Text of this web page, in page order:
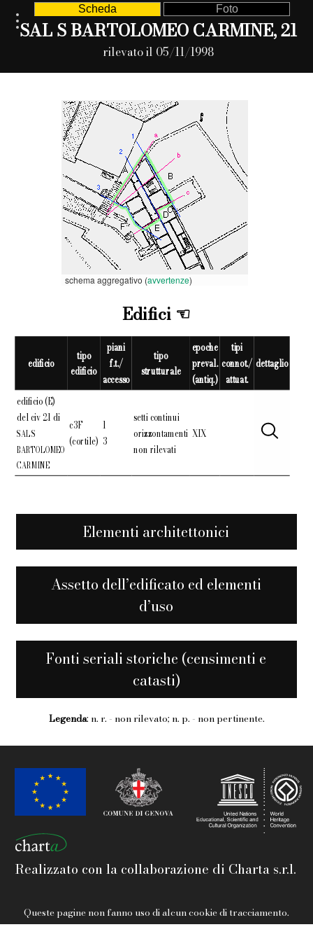
Scheda Foto
SAL S BARTOLOMEO CARMINE, 21
rilevato il 05/11/1998
schema aggregativo (avvertenze)
Edifici
edificio
tipo
edificio
piani
f.t./
accesso
tipo
strutturale
epoche
preval.
(antiq.)
tipi
connot./
attuat.
dettaglio
edificio (E)
del civ 21 di
SAL S
BARTOLOMEO
CARMINE
c3F
(cortile)
1
3
setti continui
orizzontamenti
non rilevati
XIX
Elementi architettonici
Assetto dell’edificato ed elementi
d’uso
Fonti seriali storiche (censimenti e
catasti)
Legenda: n. r. - non rilevato; n. p. - non pertinente.
Realizzato con la collaborazione di Charta s.r.l.
Queste pagine non fanno uso di alcun cookie di tracciamento.